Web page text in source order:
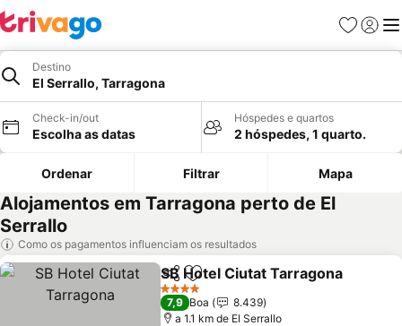
Favoritos
Iniciar
Destino
El Serrallo, Tarragona
Check-in/out
Escolha as datas
Hóspedes e quartos
2 hóspedes, 1 quarto.
Ordenar Filtrar Mapa
Alojamentos em Tarragona perto de El
Serrallo
Como os pagamentos influenciam os resultados
PartilharAdicionar aos favoritos
SB Hotel Ciutat Tarragona
4 Estrelas
7,9 Boa
8.439
a 1.1 km de El Serrallo